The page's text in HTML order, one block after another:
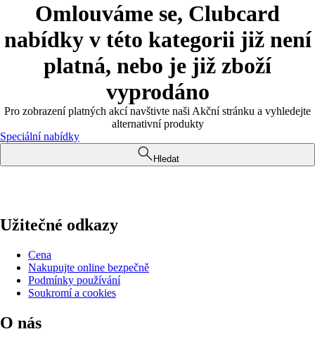
Omlouváme se, Clubcard
nabídky v této kategorii již není
platná, nebo je již zboží
vyprodáno
Pro zobrazení platných akcí navštivte naši Akční stránku a vyhledejte
alternativní produkty
Speciální nabídky
Hledat
Užitečné odkazy
Cena
Nakupujte online bezpečně
Podmínky používání
Soukromí a cookies
O nás